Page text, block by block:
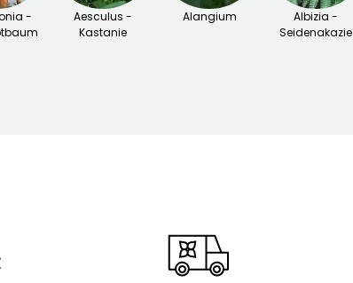
-
Aesculus -
Kastanie
Alangium
Albizia -
Seidenakazie